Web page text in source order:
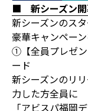
■ 新シーズン開
新シーズンのス
豪華キャンペーン
①【全員プレゼン
ード
新シーズンのリ
力した方全員に
「アビスパ福岡